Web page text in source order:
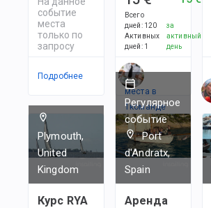
событие
места
только по
запросу
Подробнее
Всего
дней: 120
Активных
дней: 1
за
активный
день
Есть
места в
1командe
Plymouth,
United
Kingdom
Курс RYA
Регулярное
событие
Port
d'Andratx,
Spain
Аренда